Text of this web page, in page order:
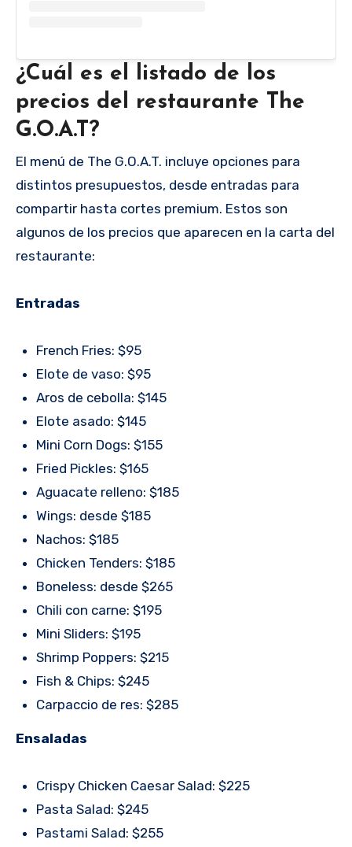
¿Cuál es el listado de los
precios del restaurante The
G.O.A.T?
El menú de The G.O.A.T. incluye opciones para
distintos presupuestos, desde entradas para
compartir hasta cortes premium. Estos son
algunos de los precios que aparecen en la carta del
restaurante:
Entradas
French Fries: $95
Elote de vaso: $95
Aros de cebolla: $145
Elote asado: $145
Mini Corn Dogs: $155
Fried Pickles: $165
Aguacate relleno: $185
Wings: desde $185
Nachos: $185
Chicken Tenders: $185
Boneless: desde $265
Chili con carne: $195
Mini Sliders: $195
Shrimp Poppers: $215
Fish & Chips: $245
Carpaccio de res: $285
Ensaladas
Crispy Chicken Caesar Salad: $225
Pasta Salad: $245
Pastami Salad: $255